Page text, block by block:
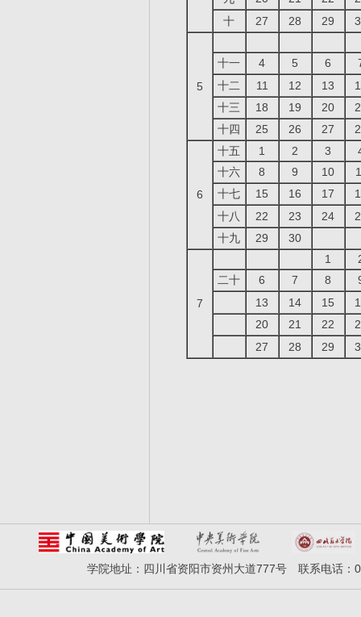
十
27 28 29
5
十一 4 5 6
十二
11 12 13
十三
18 19 20
十四
25 26 27
6
十五 1 2 3
十六
8 9 10
十七
15 16 17
十八
22 23 24
十九
29 30
7
1
二十
6 7 8
13
14 15
20
21 22
27
28 29
学院地址：四川省资阳市资州大道777号 联系电话：